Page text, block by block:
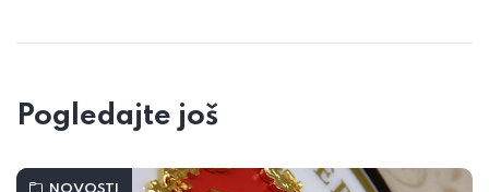
Pogledajte još
NOVOSTI